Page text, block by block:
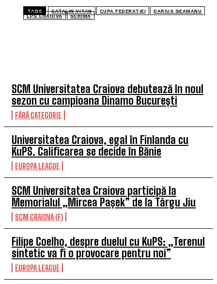
SCM Universitatea Craiova debutează în noul
sezon cu campioana Dinamo București
FĂRĂ CATEGORIE
Universitatea Craiova, egal în Finlanda cu
KuPS. Calificarea se decide în Bănie
EUROPA LEAGUE
SCM Universitatea Craiova participă la
Memorialul „Mircea Pașek” de la Târgu Jiu
SCM CRAIOVA (F)
Filipe Coelho, despre duelul cu KuPS: „Terenul
sintetic va fi o provocare pentru noi”
EUROPA LEAGUE
TAGS CATALIN VITAN CUPA FEDERATIEI
DARIUS GEAMANU
LPS CRAIOVA
SCRIMA